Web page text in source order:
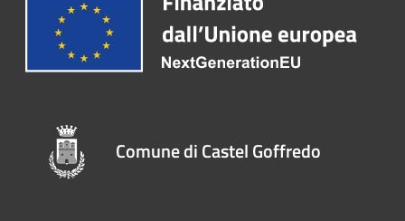
Comune di Castel Goffredo